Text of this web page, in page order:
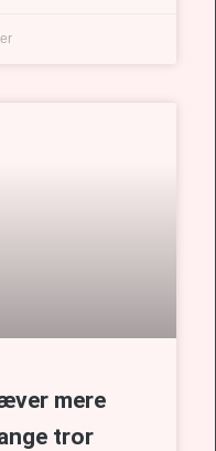
mere
tror